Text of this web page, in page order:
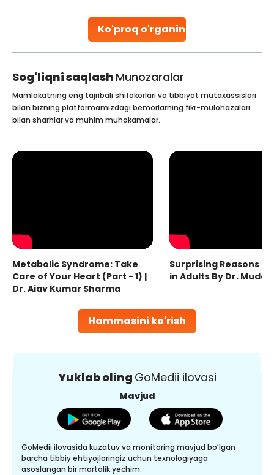
Ko'proq o'rganing
collected, they process the
Sog'liqni saqlash Munozaralar
Hammasini ko'rish
Mamlakatning eng tajribali shifokorlari va tibbiyot mutaxassislari
bilan bizning platformamizdagi bemorlarning fikr-mulohazalari
bilan sharhlar va muhim muhokamalar.
Metabolic Syndrome: Take
Care of Your Heart (Part - 1) |
Dr. Ajay Kumar Sharma
Surprising Reasons
in Adults By Dr.
Yuklab oling GoMedii ilovasi
Mavjud
GoMedii ilovasida kuzatuv va monitoring mavjud bo'lgan
barcha tibbiy ehtiyojlaringiz uchun texnologiyaga
asoslangan bir martalik yechim.